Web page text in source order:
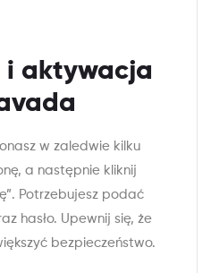
i aktywacja
w zaledwie kilku
a następnie kliknij
Potrzebujesz podać
hasło. Upewnij się, że
bezpieczeństwo.